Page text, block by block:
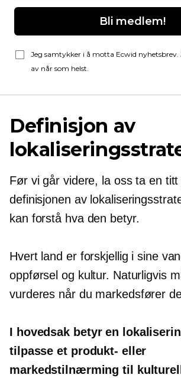
Bli medlem!
Jeg samtykker i å motta Ecwid nyhetsbrev.
av når som helst.
Definisjon av
Før vi går videre, la oss ta en titt
definisjonen av
kan forstå hva den betyr.
Hvert land er forskjellig i sine
oppførsel og kultur. Naturligvis
vurderes når du markedsfører
I hovedsak betyr en
tilpasse et produkt- eller
markedstilnærming til